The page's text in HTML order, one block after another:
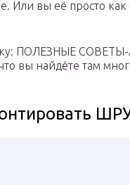
Или вы её просто как
ПОЛЕЗНЫЕ
вы найдёте там